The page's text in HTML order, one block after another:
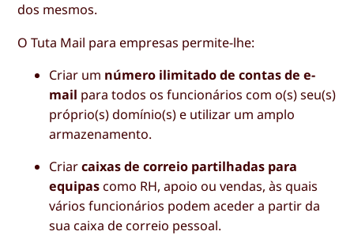
dos mesmos.
O Tuta Mail para empresas permite-lhe:
Criar um número ilimitado de contas de e-
mail para todos os funcionários com o(s) seu(s)
próprio(s) domínio(s) e utilizar um amplo
armazenamento.
Criarcaixas de correio partilhadas para
equipas como RH, apoio ou vendas, às quais
vários funcionários podem aceder a partir da
sua caixa de correio pessoal.